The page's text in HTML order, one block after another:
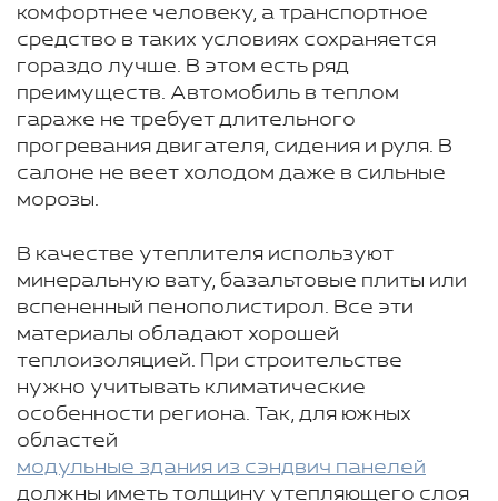
комфортнее человеку, а транспортное
средство в таких условиях сохраняется
гораздо лучше. В этом есть ряд
преимуществ. Автомобиль в теплом
гараже не требует длительного
прогревания двигателя, сидения и руля. В
салоне не веет холодом даже в сильные
морозы.
В качестве утеплителя используют
минеральную вату, базальтовые плиты или
вспененный пенополистирол. Все эти
материалы обладают хорошей
теплоизоляцией. При строительстве
нужно учитывать климатические
особенности региона. Так, для южных
областей
модульные здания из сэндвич панелей
должны иметь толщину утепляющего слоя